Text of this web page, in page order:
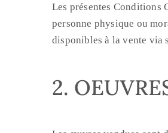
Les présentes Conditions
personne physique ou
disponibles à la vente via
2.